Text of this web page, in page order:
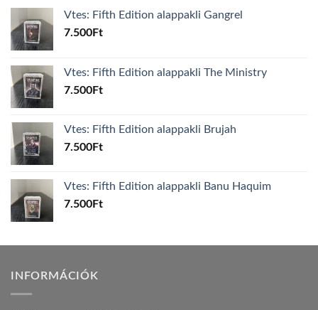
Vtes: Fifth Edition alappakli Gangrel
7.500Ft
Vtes: Fifth Edition alappakli The Ministry
7.500Ft
Vtes: Fifth Edition alappakli Brujah
7.500Ft
Vtes: Fifth Edition alappakli Banu Haquim
7.500Ft
INFORMÁCIÓK